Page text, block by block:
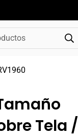
Tela /